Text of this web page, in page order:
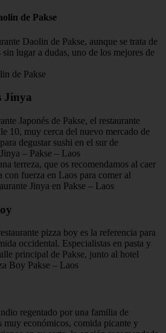
de Pakse
Daolin de Pakse, aunque se trata de
sin lugar a dudas, uno de los mejores de
de Pakse
Jinya
Japonés de Pakse, el restaurante
10, muy cerca del nuevo mercado de
degustar sushi en el sur de
– Pakse – Laos
terreza, que os recomendamos al caer
con fuerza en Laos para comer al
Jinya en Pakse – Laos
pizza boy es la referencia para
occidental. Especialistas en pasta y
principal de Pakse, junto al hotel
Boy Pakse – Laos
regentado por una familia de
muy económicos, comida picante y